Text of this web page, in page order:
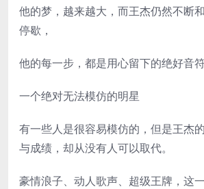
他的梦，越来越大，而王杰仍然不断
停歇，
他的每一步，都是用心留下的绝好音符
一个绝对无法模仿的明星
有一些人是很容易模仿的，但是王杰
与成绩，却从没有人可以取代。
豪情浪子、动人歌声、超级王牌，这